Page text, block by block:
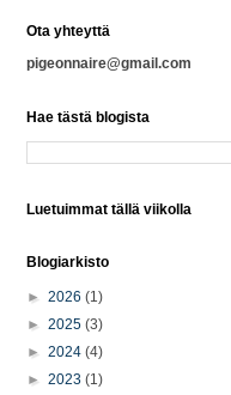
Ota yhteyttä
pigeonnaire@gmail.com
Hae tästä blogista
Luetuimmat tällä viikolla
Blogiarkisto
► 2026 (1)
► 2025 (3)
► 2024 (4)
► 2023 (1)